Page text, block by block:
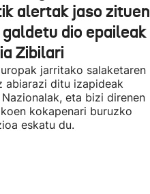
alertak jaso zituen
dio epaileak
Zibilari
jarritako salaketaren
abiarazi ditu izapideak
eta bizi direnen
kokapenari buruzko
eskatu du.